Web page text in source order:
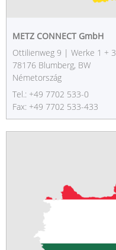
METZ CONNECT GmbH
Ottilienweg 9 | Werke 1 + 3
78176 Blumberg, BW
Németország
Tel.: +49 7702 533-0
Fax: +49 7702 533-433